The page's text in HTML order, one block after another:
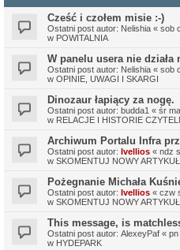
Cześć i czołem misie :-)
Ostatni post autor: Nelishia « sob
w POWITALNIA
W panelu usera nie
Ostatni post autor: Nelishia « sob
w OPINIE, UWAGI I SKARGI
Dinozaur łapiący za nogę.
Ostatni post autor: budda1 « śr
w RELACJE I HISTORIE
Archiwum Portalu Infra
Ostatni post autor: Ivellios « ndz
w SKOMENTUJ NOWY ARTYKUŁ
Pożegnanie Michała
Ostatni post autor: Ivellios « czw
w SKOMENTUJ NOWY ARTYKUŁ
This message, is
Ostatni post autor: AlexeyPaf « pn
w HYDEPARK